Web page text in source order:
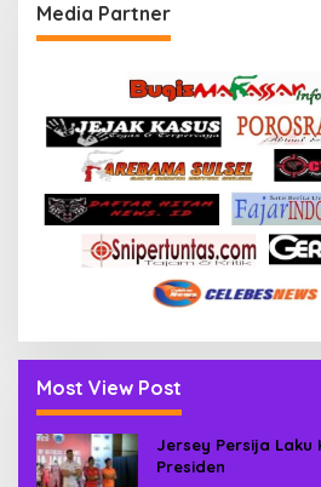
Media Partner
Most View Post
Jersey Persija Laku
Presiden